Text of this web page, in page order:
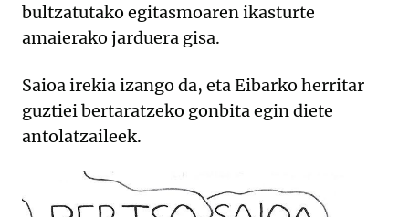
bultzatutako egitasmoaren ikasturte
amaierako jarduera gisa.
Saioa irekia izango da, eta Eibarko herritar
guztiei bertaratzeko gonbita egin diete
antolatzaileek.